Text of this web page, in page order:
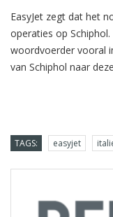
EasyJet zegt dat het
operaties op
woordvoerder vooral
van Schiphol naar
TAGS: easyjet